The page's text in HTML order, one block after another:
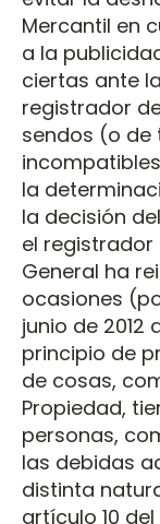
Mercantil en
a la
ciertas ante
registrador
sendos (o de
la
la decisión
el registrador
General ha
ocasiones
junio de
principio de
de cosas,
Propiedad,
personas,
las debidas
distinta
artículo 10